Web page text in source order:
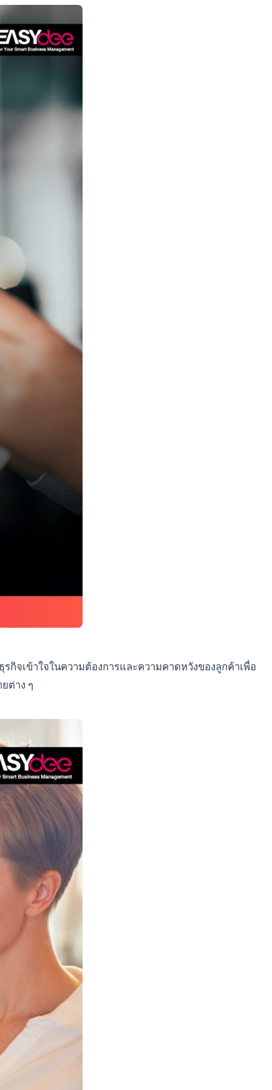
กิจเข้าใจในความต้องการและความคาดหวังของลูกค้าเพื่อ
ต่าง ๆ